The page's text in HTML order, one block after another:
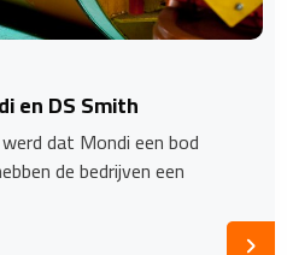
en DS Smith
dat Mondi een bod
de bedrijven een